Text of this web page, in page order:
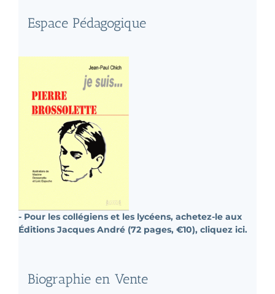
Espace Pédagogique
- Pour les collégiens et les lycéens, achetez-le aux
Éditions Jacques André (72 pages, €10), cliquez ici.
Biographie en Vente